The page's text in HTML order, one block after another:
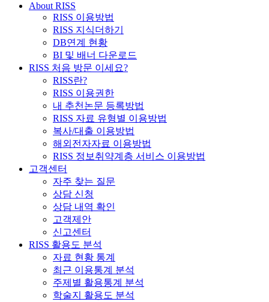
About RISS
RISS 이용방법
RISS 지식더하기
DB연계 현황
BI 및 배너 다운로드
RISS 처음 방문 이세요?
RISS란?
RISS 이용권한
내 추천논문 등록방법
RISS 자료 유형별 이용방법
복사/대출 이용방법
해외전자자료 이용방법
RISS 정보취약계층 서비스 이용방법
고객센터
자주 찾는 질문
상담 신청
상담 내역 확인
고객제안
신고센터
RISS 활용도 분석
자료 현황 통계
최근 이용통계 분석
주제별 활용통계 분석
학술지 활용도 분석